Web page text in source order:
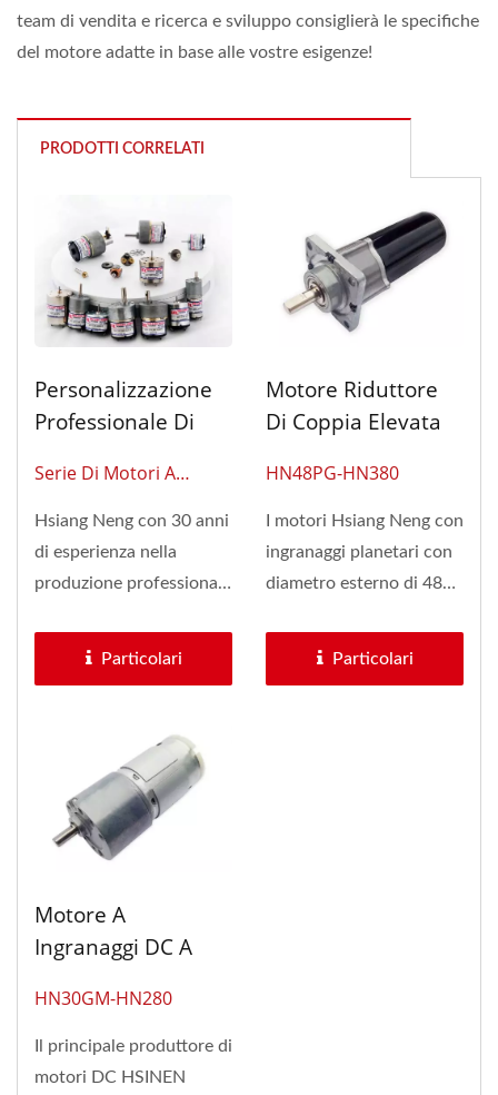
team di vendita e ricerca e sviluppo consiglierà le specifiche
del motore adatte in base alle vostre esigenze!
PRODOTTI CORRELATI
Personalizzazione
Professionale Di
Serie Di Motori A
E Scatole Del Cambio
Hsiang Neng con 30 anni
di esperienza nella
produzione professionale
Particolari
Motore Riduttore
Di Coppia Elevata
24V Con Ingranaggi
Planetari Di 48 Mm
HN48PG-HN380
I motori Hsiang Neng con
ingranaggi planetari con
diametro esterno di 48
motore...
Particolari
Motore A
Ingranaggi DC A
3V A 24V, Diametro
Del Riduttore A
Ingranaggi Di 30
HN30GM-HN280
Il principale produttore di
motori DC HSINEN